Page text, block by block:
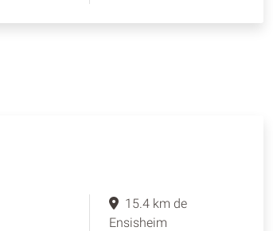
15.4 km de
Ensisheim